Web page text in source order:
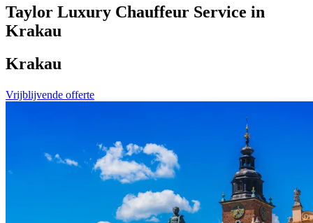
Taylor Luxury Chauffeur Service in
Krakau
Krakau
Vrijblijvende offerte